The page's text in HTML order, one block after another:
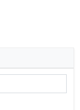
link